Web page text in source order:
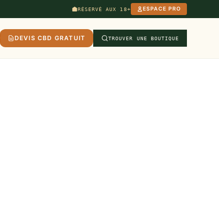
RÉSERVÉ AUX 18+ ESPACE PRO
DEVIS CBD GRATUIT TROUVER UNE BOUTIQUE